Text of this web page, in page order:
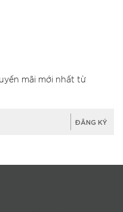
mãi mới nhất từ